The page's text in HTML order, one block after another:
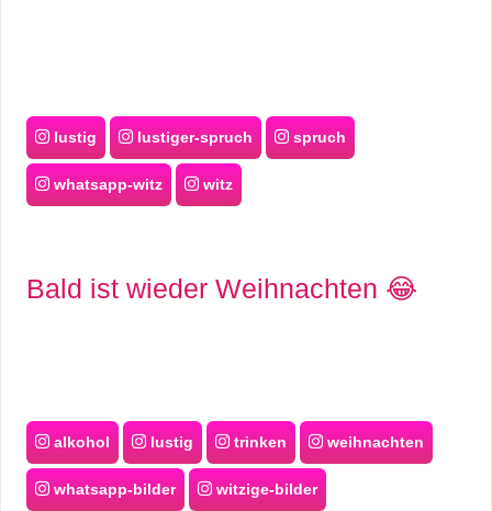
lustig lustiger-spruch spruch
whatsapp-witz witz
Bald ist wieder Weihnachten 😂
alkohol lustig trinken weihnachten
whatsapp-bilder witzige-bilder